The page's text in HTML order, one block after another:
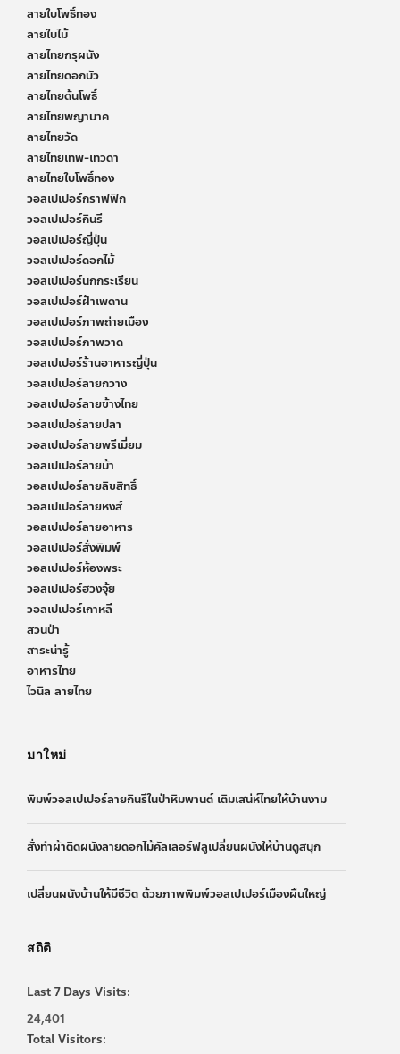
ลายใบโพธิ์ทอง
ลายใบไม้
ลายไทยกรุผนัง
ลายไทยดอกบัว
ลายไทยต้นโพธิ์
ลายไทยพญานาค
ลายไทยวัด
ลายไทยเทพ-เทวดา
ลายไทยใบโพธิ์ทอง
วอลเปเปอร์กราฟฟิก
วอลเปเปอร์กินรี
วอลเปเปอร์ญี่ปุ่น
วอลเปเปอร์ดอกไม้
วอลเปเปอร์นกกระเรียน
วอลเปเปอร์ฝ้าเพดาน
วอลเปเปอร์ภาพถ่ายเมือง
วอลเปเปอร์ภาพวาด
วอลเปเปอร์ร้านอาหารญี่ปุ่น
วอลเปเปอร์ลายกวาง
วอลเปเปอร์ลายข้างไทย
วอลเปเปอร์ลายปลา
วอลเปเปอร์ลายพรีเมี่ยม
วอลเปเปอร์ลายม้า
วอลเปเปอร์ลายลิขสิทธิ์
วอลเปเปอร์ลายหงส์
วอลเปเปอร์ลายอาหาร
วอลเปเปอร์สั่งพิมพ์
วอลเปเปอร์ห้องพระ
วอลเปเปอร์ฮวงจุ้ย
วอลเปเปอร์เกาหลี
สวนป่า
สาระน่ารู้
อาหารไทย
ไวนิล ลายไทย
มาใหม่
พิมพ์วอลเปเปอร์ลายกินรีในป่าหิมพานต์ เติมเสน่ห์ไทยให้บ้านงาม
สั่งทำผ้าติดผนังลายดอกไม้คัลเลอร์ฟลูเปลี่ยนผนังให้บ้านดูสนุก
เปลี่ยนผนังบ้านให้มีชีวิต ด้วยภาพพิมพ์วอลเปเปอร์เมืองผืนใหญ่
สถิติ
Last 7 Days Visits:
24,401
Total Visitors: